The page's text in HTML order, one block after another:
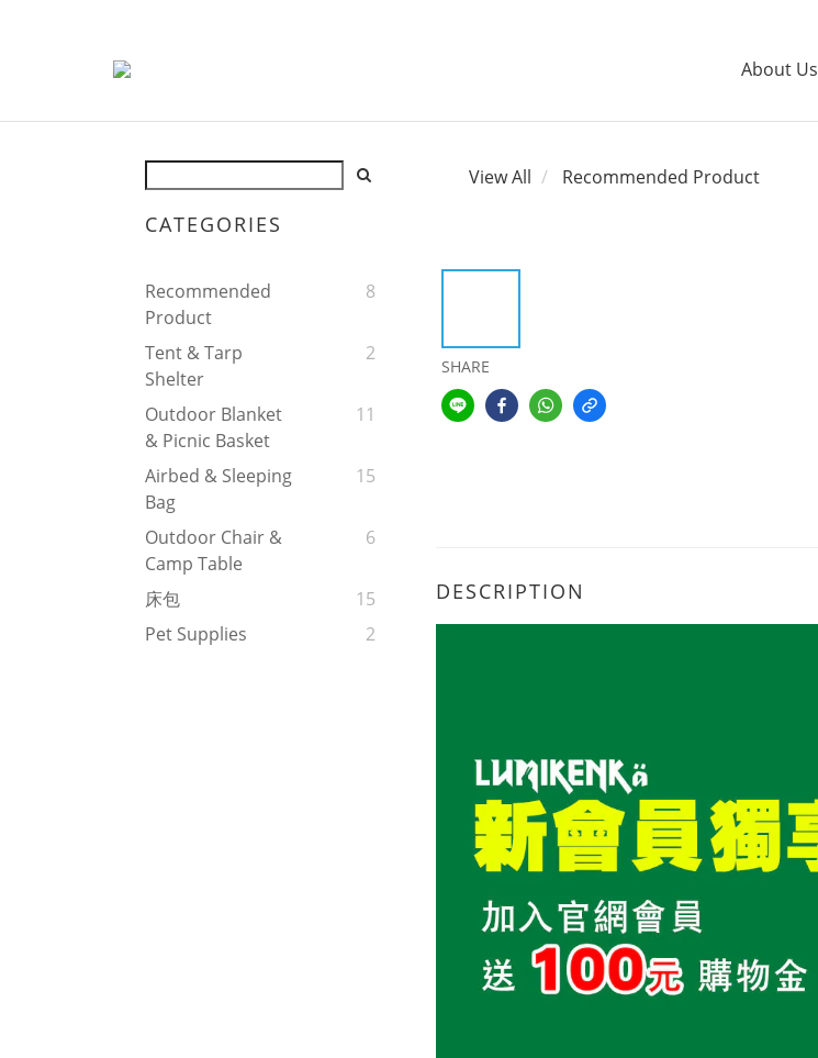
About Us
CATEGORIES
Recommended
Product
8
Tent & Tarp
Shelter
2
Outdoor Blanket
& Picnic Basket
11
Airbed & Sleeping
Bag
15
Outdoor Chair &
Camp Table
6
床包
15
Pet Supplies
2
View All Recommended Product
SHARE
DESCRIPTION